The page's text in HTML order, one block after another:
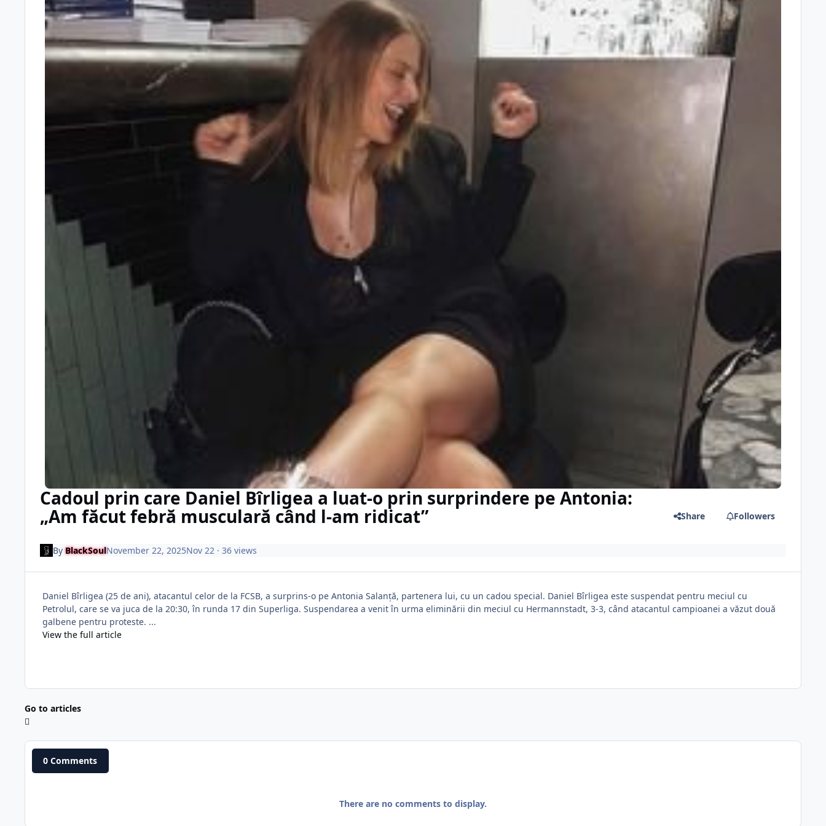
Cadoul prin care Daniel Bîrligea a luat-o prin surprindere pe Antonia:
„Am făcut febră musculară când l-am ridicat” Share Followers
ByBlackSoulNovember 22, 2025Nov 22· 36 views
Daniel Bîrligea (25 de ani), atacantul celor de la FCSB, a surprins-o pe Antonia Salanță, partenera lui, cu un cadou special. Daniel Bîrligea este suspendat pentru meciul cu
Petrolul, care se va juca de la 20:30, în runda 17 din Superliga. Suspendarea a venit în urma eliminării din meciul cu Hermannstadt, 3-3, când atacantul campioanei a văzut două
galbene pentru proteste. ...
View the full article
Go to articles
0 Comments
There are no comments to display.